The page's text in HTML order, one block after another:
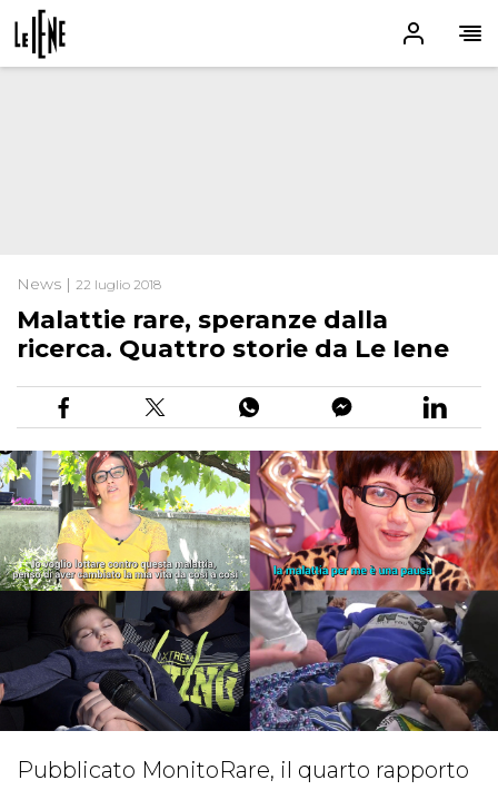
News | 22 luglio 2018
Malattie rare, speranze dalla
ricerca. Quattro storie da Le Iene
Pubblicato MonitoRare, il quarto rapporto